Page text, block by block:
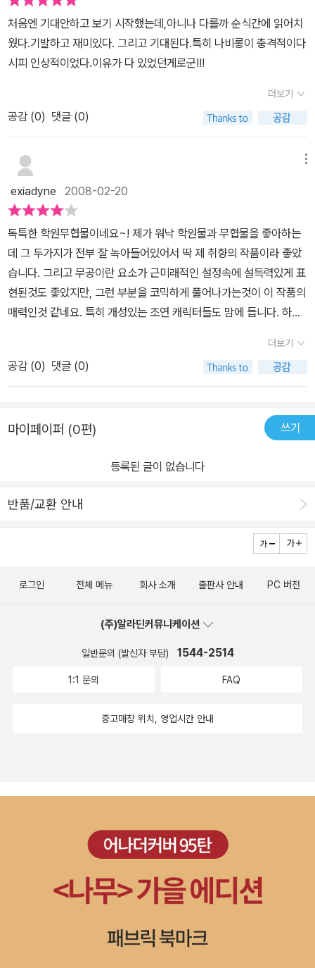
마지막부분부터 재미의 절정이 다다르고완전 3권을 고대기대완전 보
고싶게하는매력을 발산한다고나 할까? ㅎㅎ아무든 잼있습니다.취향
에 따라 다를 수도 있지만저는 괜찮게 봤습니다.후속편이 나오면 나
올 수록 더더더더더더 잼있어 질꺼 같은 '몽크' 일거 같아요.
처음엔 기대안하고 보기 시작했는데,아니나 다를까 순식간에 읽어치
웠다.기발하고 재미있다. 그리고 기대된다.특히 나비롱이 충격적이다
시피 인상적이었다.이유가 다 있었던게로군!!!
더보기
공감 (0) 댓글 (0)
exiadyne 2008-02-20
독특한 학원무협물이네요~! 제가 워낙 학원물과 무협물을 좋아하는
데 그 두가지가 전부 잘 녹아들어있어서 딱 제 취향의 작품이라 좋았
습니다. 그리고 무공이란 요소가 근미래적인 설정속에 설득력있게 표
현된것도 좋았지만, 그런 부분을 코믹하게 풀어나가는것이 이 작품의
매력인것 같네요. 특히 개성있는 조연 캐릭터들도 맘에 듭니다. 하지
공'은 이작품에서 유일한것일지도...^^)이 앞으로도 어떤상황에서 어
떤식으로 발휘될지가 큰 관심사네요.
더보기
공감 (0) 댓글 (0)
마이페이퍼 (0편) 쓰기
등록된 글이 없습니다
반품/교환 안내
로그인 전체 메뉴 회사 소개 출판사 안내 PC 버전
(주)알라딘커뮤니케이션
일반문의 (발신자 부담) 1544-2514
1:1 문의 FAQ
중고매장 위치, 영업시간 안내